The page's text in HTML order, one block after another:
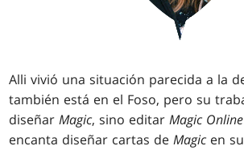
Alli vivió una situación parecida a la
también está en el Foso, pero su
diseñarMagic, sino editarMagic Online
encanta diseñar cartas deMagic en